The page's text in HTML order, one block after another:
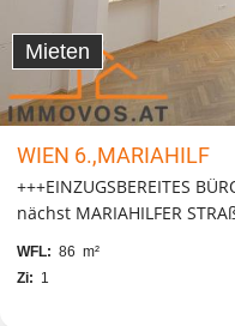
Mieten
WIEN 6.,MARIAHILF
+++EINZUGSBEREITES
nächst MARIAHILFER
WFL: 86 m²
Zi: 1